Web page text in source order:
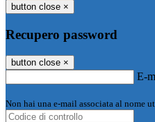
button close ×
Recupero password
button close ×
E-
Non hai una e-mail associata al nome